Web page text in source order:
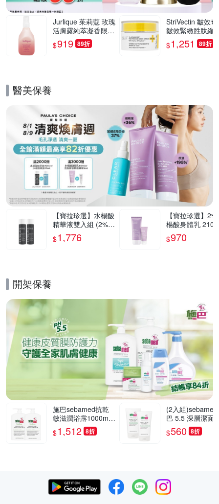
Jurlique 茱莉蔻 玫瑰
活膚露純萃凝香限量
版(100ml)(公司貨)
$919 89折
StriVectin 皺效
皺效緊緻胜肽繃
霜(30ml)(公司貨)
$1,251 89折
醫美保養
【寶拉珍選】水楊酸
精華液雙入組 (2%水
楊酸精華液 118ml x
2) 效期至2026/12
$1,776
【寶拉珍選】
楊酸身體乳
$970
開架保養
施巴sebamed抗乾
敏滋潤浴露1000mlx
2入組
$1,512 8折
(2入組
巴 5.5 深層潔面
0mlx2
$560 8折